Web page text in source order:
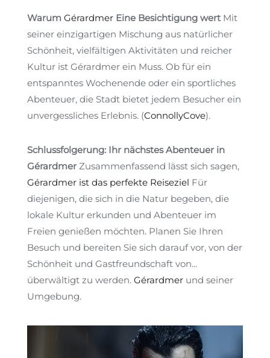
Warum Gérardmer Eine Besichtigung wert Mit
seiner einzigartigen Mischung aus natürlicher
Schönheit, vielfältigen Aktivitäten und reicher
Kultur ist Gérardmer ein Muss. Ob für ein
entspanntes Wochenende oder ein sportliches
Abenteuer, die Stadt bietet jedem Besucher ein
unvergessliches Erlebnis. (ConnollyCove).
Schlussfolgerung: Ihr nächstes Abenteuer in
Gérardmer Zusammenfassend lässt sich sagen,
Gérardmer ist das perfekte Reiseziel Für
diejenigen, die sich in die Natur begeben, die
lokale Kultur erkunden und Abenteuer im
Freien genießen möchten. Planen Sie Ihren
Besuch und bereiten Sie sich darauf vor, von der
Schönheit und Gastfreundschaft von...
überwältigt zu werden. Gérardmer und seiner
Umgebung.